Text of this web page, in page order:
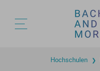
Hochschulen ❯